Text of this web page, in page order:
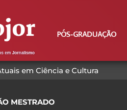
PÓS-GRADUAÇÃO
em Ciência e Cultura
MESTRADO